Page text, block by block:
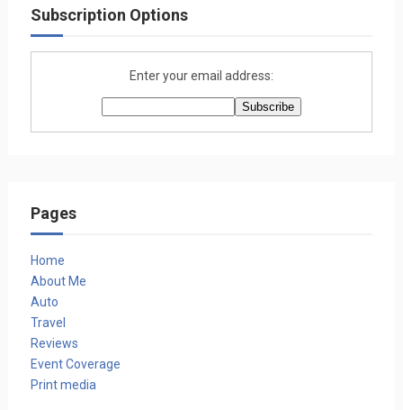
Subscription Options
Enter your email address:
Pages
Home
About Me
Auto
Travel
Reviews
Event Coverage
Print media